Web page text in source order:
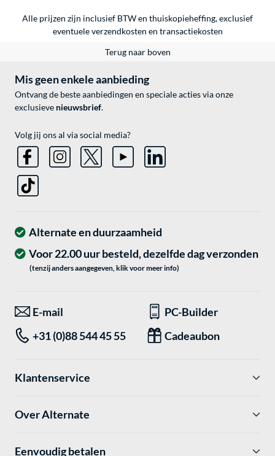
Alle prijzen zijn inclusief BTW en thuiskopieheffing, exclusief
eventueleverzendkosten en transactiekosten
Terug naar boven
Mis geen enkele aanbieding
Ontvang de beste aanbiedingen en speciale acties via onze
exclusieve nieuwsbrief.
Volg jij ons al via social media?
Alternate en duurzaamheid
Voor 22.00 uur besteld, dezelfde dag verzonden
(tenzij anders aangegeven, klik voor meer info)
E-mail
PC-Builder
+31 (0)88 544 45 55
Cadeaubon
Klantenservice
Over Alternate
Eenvoudig betalen